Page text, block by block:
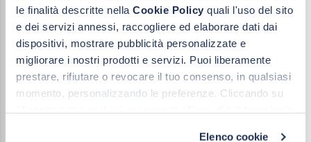
le finalità descritte nella Cookie Policy quali l'uso del sito
e dei servizi annessi, raccogliere ed elaborare dati dai
dispositivi, mostrare pubblicità personalizzate e
migliorare i nostri prodotti e servizi. Puoi liberamente
prestare, rifiutare o revocare il tuo consenso, in qualsiasi
momento, personalizzando le preferenze. Cliccando su
Elenco cookie